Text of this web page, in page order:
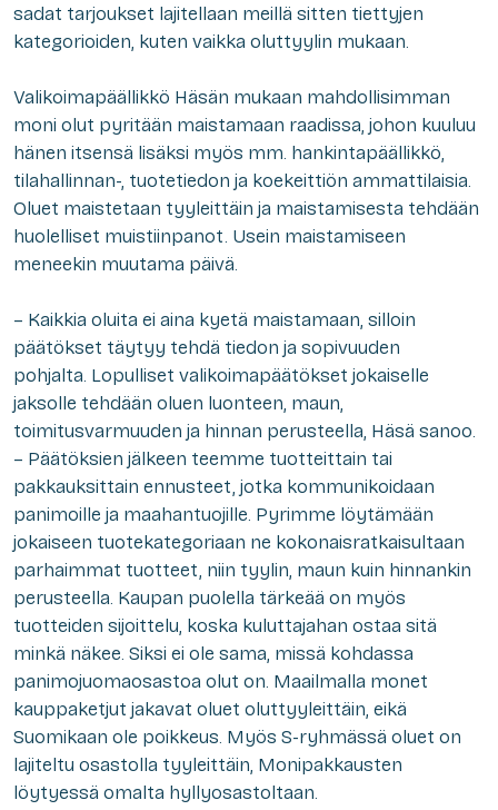
sadat tarjoukset lajitellaan meillä sitten tiettyjen
kategorioiden, kuten vaikka oluttyylin mukaan.
Valikoimapäällikkö Häsän mukaan mahdollisimman
moni olut pyritään maistamaan raadissa, johon kuuluu
hänen itsensä lisäksi myös mm. hankintapäällikkö,
tilahallinnan-, tuotetiedon ja koekeittiön ammattilaisia.
Oluet maistetaan tyyleittäin ja maistamisesta tehdään
huolelliset muistiinpanot. Usein maistamiseen
meneekin muutama päivä.
– Kaikkia oluita ei aina kyetä maistamaan, silloin
päätökset täytyy tehdä tiedon ja sopivuuden
pohjalta. Lopulliset valikoimapäätökset jokaiselle
jaksolle tehdään oluen luonteen, maun,
toimitusvarmuuden ja hinnan perusteella, Häsä sanoo.
– Päätöksien jälkeen teemme tuotteittain tai
pakkauksittain ennusteet, jotka kommunikoidaan
panimoille ja maahantuojille. Pyrimme löytämään
jokaiseen tuotekategoriaan ne kokonaisratkaisultaan
parhaimmat tuotteet, niin tyylin, maun kuin hinnankin
perusteella. Kaupan puolella tärkeää on myös
tuotteiden sijoittelu, koska kuluttajahan ostaa sitä
minkä näkee. Siksi ei ole sama, missä kohdassa
panimojuomaosastoa olut on. Maailmalla monet
kauppaketjut jakavat oluet oluttyyleittäin, eikä
Suomikaan ole poikkeus. Myös S-ryhmässä oluet on
lajiteltu osastolla tyyleittäin, Monipakkausten
löytyessä omalta hyllyosastoltaan.